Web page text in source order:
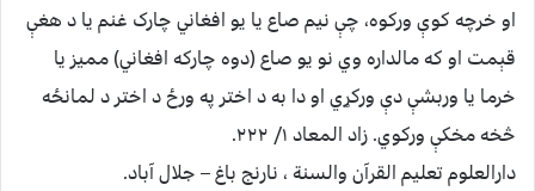
او خرچه کوې ورکوه، چې نیم صاع یا یو افغاني چارک غنم یا د هغې
قېمت او که مالداره وي نو یو صاع (دوه چارکه افغاني) ممیز یا
خرما یا وربشې دې ورکړي او دا به د اختر په ورځ د اختر د لمانځه
څخه مخکې ورکوي. زاد المعاد ۱/ ۲۲۲.
دارالعلوم تعلیم القرآن والسنة ، نارنج باغ – جلال آباد.